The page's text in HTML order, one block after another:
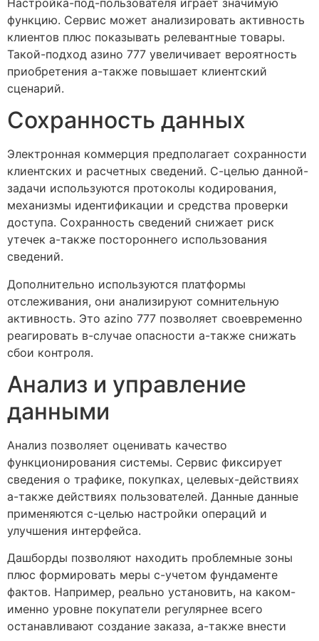
функцию. Сервис может анализировать активность
клиентов плюс показывать релевантные товары.
Такой-подход азино 777 увеличивает вероятность
приобретения а-также повышает клиентский
сценарий.
Сохранность данных
Электронная коммерция предполагает сохранности
клиентских и расчетных сведений. С-целью данной-
задачи используются протоколы кодирования,
механизмы идентификации и средства проверки
доступа. Сохранность сведений снижает риск
утечек а-также постороннего использования
сведений.
Дополнительно используются платформы
отслеживания, они анализируют сомнительную
активность. Это azino 777 позволяет своевременно
реагировать в-случае опасности а-также снижать
сбои контроля.
Анализ и управление
данными
Анализ позволяет оценивать качество
функционирования системы. Сервис фиксирует
сведения о трафике, покупках, целевых-действиях
а-также действиях пользователей. Данные данные
применяются с-целью настройки операций и
улучшения интерфейса.
Дашборды позволяют находить проблемные зоны
плюс формировать меры с-учетом фундаменте
фактов. Например, реально установить, на каком-
именно уровне покупатели регулярнее всего
останавливают создание заказа, а-также внести